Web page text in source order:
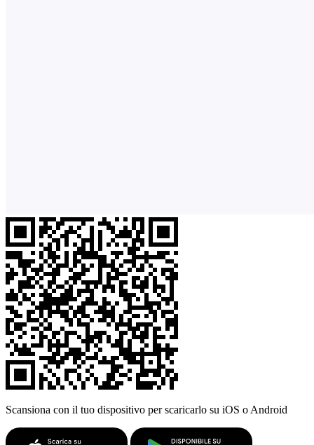
Scansiona con il tuo dispositivo per scaricarlo su iOS o Android